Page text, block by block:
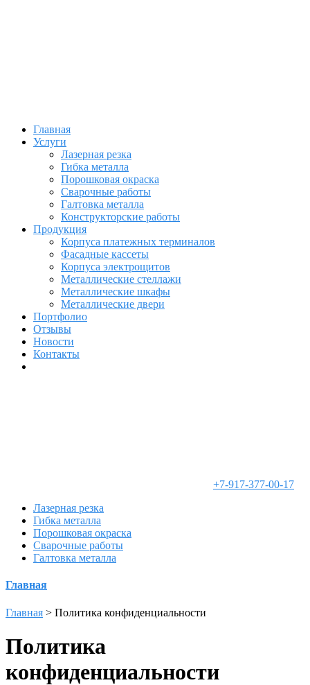
Главная
Услуги
Лазерная резка
Гибка металла
Порошковая окраска
Сварочные работы
Галтовка металла
Конструкторские работы
Продукция
Корпуса платежных терминалов
Фасадные кассеты
Корпуса электрощитов
Металлические стеллажи
Металлические шкафы
Металлические двери
Портфолио
Отзывы
Новости
Контакты
+7-917-377-00-17
Лазерная резка
Гибка металла
Порошковая окраска
Сварочные работы
Галтовка металла
Главная
Главная > Политика конфиденциальности
Политика
конфиденциальности